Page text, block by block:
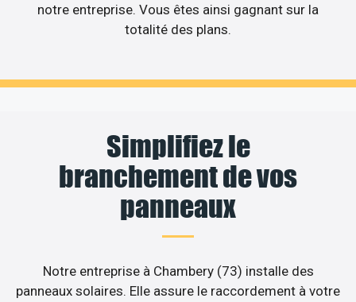
notre entreprise. Vous êtes ainsi gagnant sur la
totalité des plans.
Simplifiez le
branchement de vos
panneaux
Notre entreprise à Chambery (73) installe des
panneaux solaires. Elle assure le raccordement à votre